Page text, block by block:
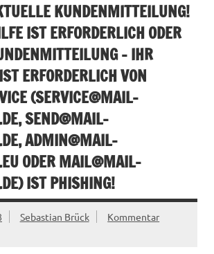
KUNDENMITTEILUNG!
IST ERFORDERLICH ODER
– IHR
ERFORDERLICH VON
(SERVICE@MAIL-
,SEND@MAIL-
,ADMIN@MAIL-
ODERMAIL@MAIL-
) IST PHISHING!
Sebastian Brück
Kommentar